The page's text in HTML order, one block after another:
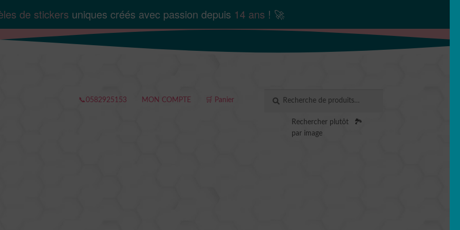
de stickers uniques créés avec passion depuis 14 ans ! 🚀
📞0582925153 MON COMPTE 🛒 Panier
pour :
RECHERCHE
Rechercher plutôt
par image
🏞️